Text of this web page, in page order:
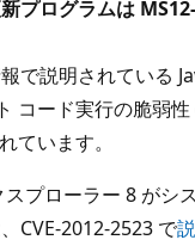
プログラムは
で説明されている
コード実行の脆弱性
ています。
プローラー 8 がシ
CVE-2012-2523 で